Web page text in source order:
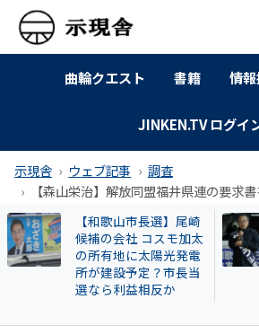
曲輪クエスト 書籍 情
JINKEN.TV ログイ
示現舎 ウェブ記事
調査
【森山栄治】解放同盟福井県連の要求
【和歌山自民】世耕弘
成氏が復党で 保守分裂
の和歌山市長選にも影
響 ！世耕派・尾崎太郎
県議が有力候補へ